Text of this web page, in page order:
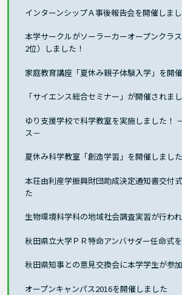
インターンシップＡ事後報告会を開催しま
本学サークルがソーラーカーオープンクラ
2位）しました！
家庭教育講座「夏休み親子体験入学」を開
「サイエンス総合セミナー」が開催されま
ゆり支援学校で科学教室を実施しました！
ス－
夏休み科学教室「創造学習」を開催しました
本荘由利産学振興財団助成決定通知書交付
た
生物環境科学科の地域社会調査実習が行わ
秋田県立大学ＰＲ特命アンバサダー任命式
秋田県知事との意見交換会に本学学生が参
オープンキャンパス2016を開催しました